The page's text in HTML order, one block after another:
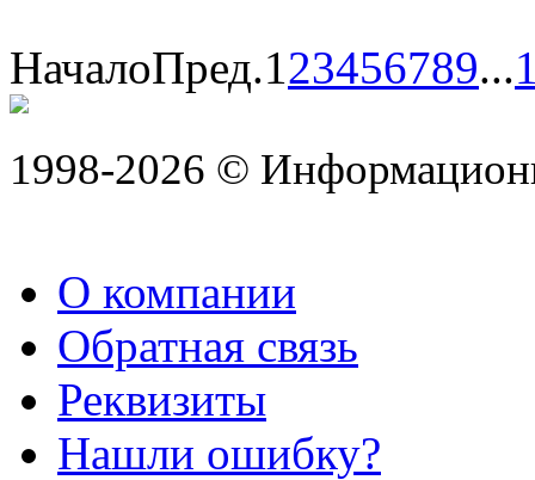
НачалоПред.123456789...
1998-2026 ©
О компании
Обратная связь
Реквизиты
Нашли ошибку?